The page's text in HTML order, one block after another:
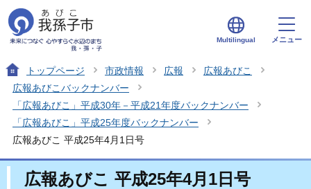
Multilingual メニュー
トップページ 市政情報 広報
広報あびこ
広報あびこバックナンバー
「広報あびこ」平成30年－平成21年度バックナンバー
「広報あびこ」平成25年度バックナンバー
広報あびこ 平成25年4月1日号
広報あびこ 平成25年4月1日号